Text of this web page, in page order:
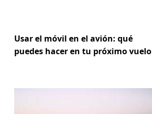
Usar el móvil en el avión: qué
puedes hacer en tu próximo vuelo